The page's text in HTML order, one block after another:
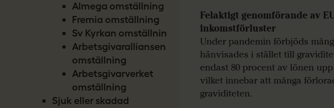
Almega omställning
Fremia omställning
Sv Kyrkan omställning
Arbetsgivaralliansen
omställning
Arbetsgivarverket
omställning
Sjuk eller skadad
Felaktigt genomförande av
inkomstförluster
Under pandemin förbjöds
hänvisades i stället till
endast 80 procent av lönen
vilket innebar att många
graviditeten.